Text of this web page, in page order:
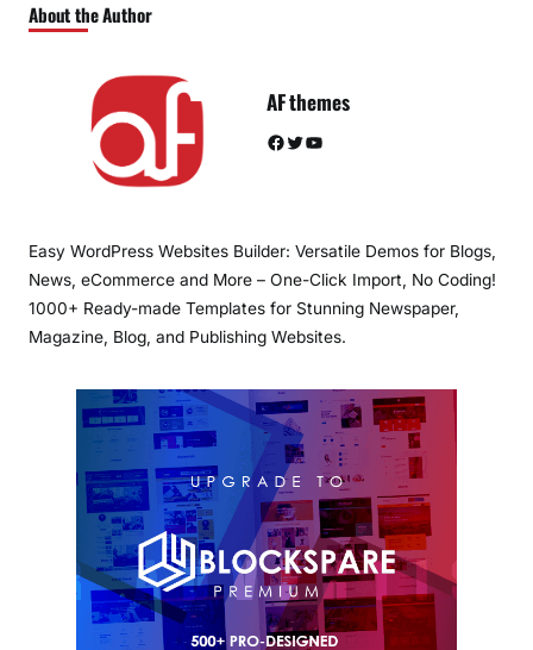
About the Author
AF themes
Facebook Twitter YouTube
Easy WordPress Websites Builder: Versatile Demos for Blogs,
News, eCommerce and More – One-Click Import, No Coding!
1000+ Ready-made Templates for Stunning Newspaper,
Magazine, Blog, and Publishing Websites.